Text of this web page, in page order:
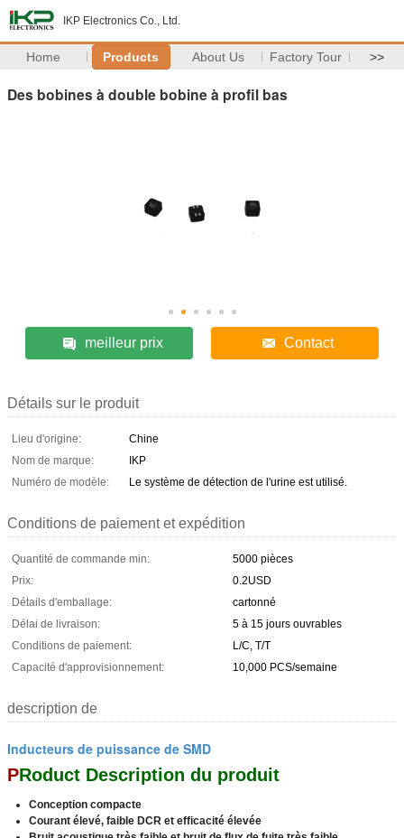
IKP Electronics Co., Ltd.
Home Products About Us Factory Tour >>
Des bobines à double bobine à profil bas
meilleur prix Contact
Détails sur le produit
Lieu d'origine:
Chine
Nom de marque:
IKP
Numéro de modèle:
Le système de détection de l'urine est utilisé.
Conditions de paiement et expédition
Quantité de commande min:
5000 pièces
Prix:
0.2USD
Détails d'emballage:
cartonné
Délai de livraison:
5 à 15 jours ouvrables
Conditions de paiement:
L/C, T/T
Capacité d'approvisionnement:
10,000 PCS/semaine
description de
Inducteurs de puissance de SMD
PRoduct Description du produit
Conception compacte
Courant élevé, faible DCR et efficacité élevée